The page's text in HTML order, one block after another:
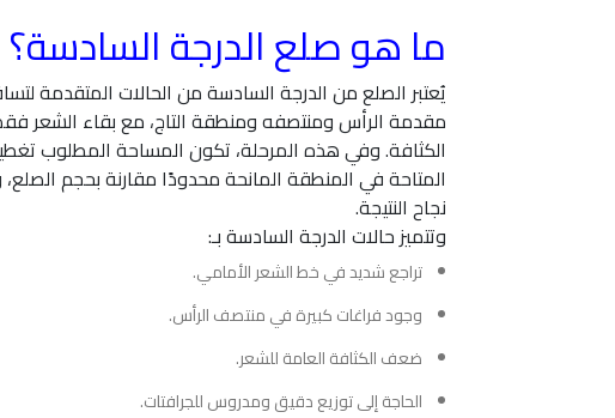
ما هو صلع الدرجة السادسة؟
يُعتبر الصلع من الدرجة السادسة من الحالات المتقدمة
مقدمة الرأس ومنتصفه ومنطقة التاج، مع بقاء الشعر
الكثافة. وفي هذه المرحلة، تكون المساحة المطلوب
المتاحة في المنطقة المانحة محدودًا مقارنة بحجم
نجاح النتيجة.
وتتميز حالات الدرجة السادسة بـ:
تراجع شديد في خط الشعر الأمامي.
وجود فراغات كبيرة في منتصف الرأس.
ضعف الكثافة العامة للشعر.
الحاجة إلى توزيع دقيق ومدروس للجرافتات.